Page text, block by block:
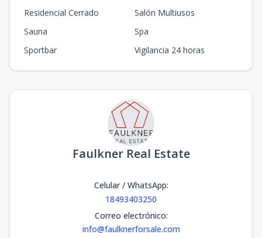
Residencial Cerrado
Salón Multiusos
Sauna
Spa
Sportbar
Vigilancia 24 horas
Faulkner Real Estate
Celular / WhatsApp:
18493403250
Correo electrónico:
info@faulknerforsale.com